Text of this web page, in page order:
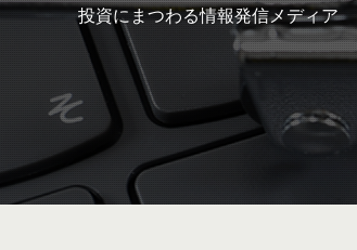
投資にまつわる情報発信メディア